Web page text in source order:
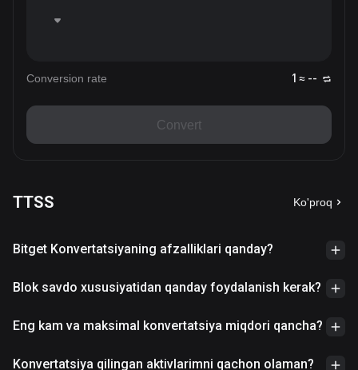
Conversion rate 1 ≈ --
Convert
TTSS Ko'proq
Bitget Konvertatsiyaning afzalliklari qanday?
Blok savdo xususiyatidan qanday foydalanish kerak?
Eng kam va maksimal konvertatsiya miqdori qancha?
Konvertatsiya qilingan aktivlarimni qachon olaman?